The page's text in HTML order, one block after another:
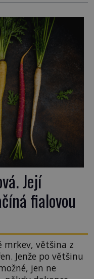
Její
fialovou
mrkev, většina z
Jenže po většinu
jen ne